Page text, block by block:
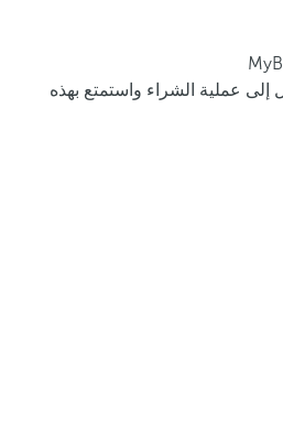
عملية الشراء واستمتع بهذه